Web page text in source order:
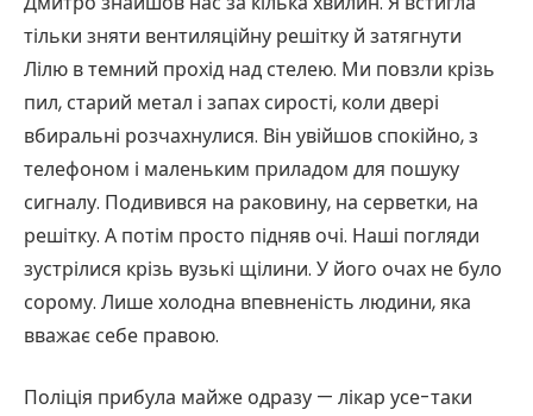
тільки зняти вентиляційну решітку й затягнути
Лілю в темний прохід над стелею. Ми повзли крізь
пил, старий метал і запах сирості, коли двері
вбиральні розчахнулися. Він увійшов спокійно, з
телефоном і маленьким приладом для пошуку
сигналу. Подивився на раковину, на серветки, на
решітку. А потім просто підняв очі. Наші погляди
зустрілися крізь вузькі щілини. У його очах не було
сорому. Лише холодна впевненість людини, яка
вважає себе правою.
Поліція прибула майже одразу — лікар усе-таки